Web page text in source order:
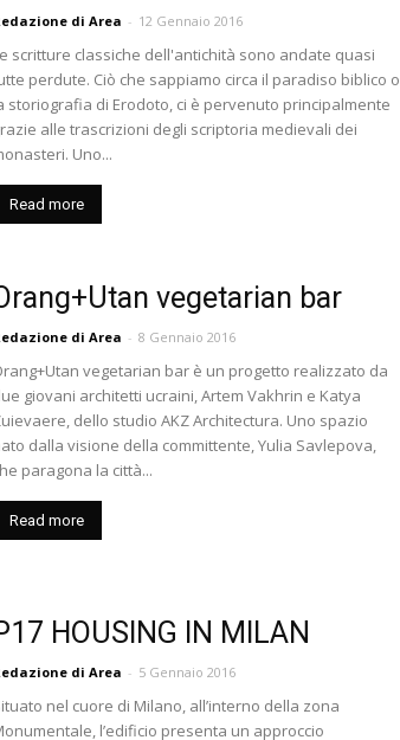
di Area - 12 Gennaio 2016
scritture classiche dell'antichità sono andate quasi
perdute. Ciò che sappiamo circa il paradiso biblico o
storiografia di Erodoto, ci è pervenuto principalmente
alle trascrizioni degli scriptoria medievali dei
Uno...
Read more
vegetarian bar
di Area - 8 Gennaio 2016
vegetarian bar è un progetto realizzato da
giovani architetti ucraini, Artem Vakhrin e Katya
dello studio AKZ Architectura. Uno spazio
dalla visione della committente, Yulia Savlepova,
paragona la città...
Read more
HOUSING IN MILAN
di Area - 5 Gennaio 2016
nel cuore di Milano, all’interno della zona
l’edificio presenta un ap­proccio